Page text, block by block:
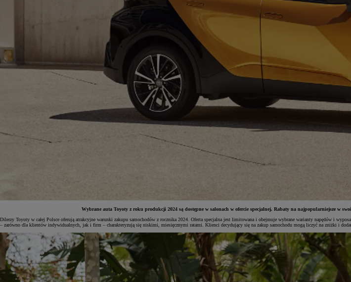
Od
81 900 zł
Yaris Cross
HYBRID
Wybrane auta Toyoty z roku produkcji 2024 są dostępne w salonach w ofercie specjalnej. Rabaty na najpopularniejsze w
Dilerzy Toyoty w całej Polsce oferują atrakcyjne warunki zakupu samochodów z rocznika 2024. Oferta specjalna jest limitowana i obejmuje wybrane warianty napędów i
– zarówno dla klientów indywidualnych, jak i firm – charakteryzują się niskimi, miesięcznymi ratami. Klienci decydujący się na zakup samochodu mogą liczyć na zniżki i